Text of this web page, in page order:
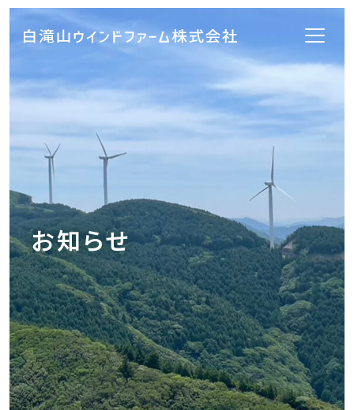
会社概要
事業内容
地域のみなさまと共に
取り組み事例
お知らせ
お問い合わせ
お知らせ